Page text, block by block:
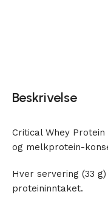
Beskrivelse
Critical Whey
og melkprotein-
Hver servering (33
proteininntaket.